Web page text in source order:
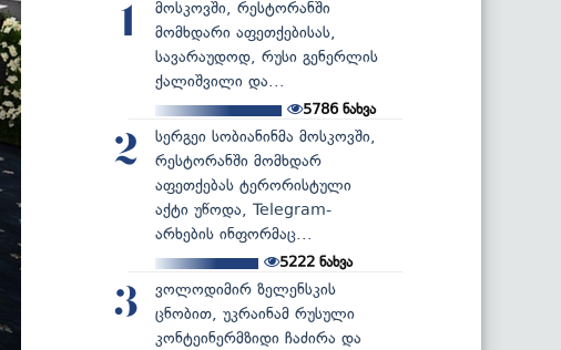
1
მოსკოვში, რესტორანში
მომხდარი აფეთქებისას,
სავარაუდოდ, რუსი გენერლის
ქალიშვილი და...
5786ნახვა
2
სერგეი სობიანინმა მოსკოვში,
რესტორანში მომხდარ
აფეთქებას ტერორისტული
აქტი უწოდა, Telegram-
არხების ინფორმაც...
5222 ნახვა
3
ვოლოდიმირ ზელენსკის
ცნობით, უკრაინამ რუსული
კონტეინერმზიდი ჩაძირა და